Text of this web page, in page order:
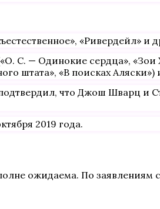
«Ривердейл» и
С. — Одинокие сердца», «Зои
штата», «В поисках Аляски»)
что Джош Шварц и
2019 года.
ожидаема. По заявлениям